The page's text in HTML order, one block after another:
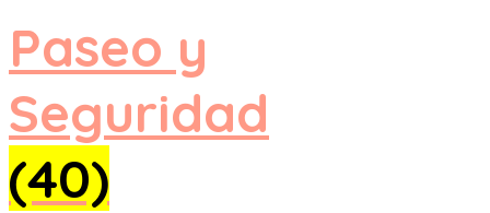
Paseo y
Seguridad
(40)